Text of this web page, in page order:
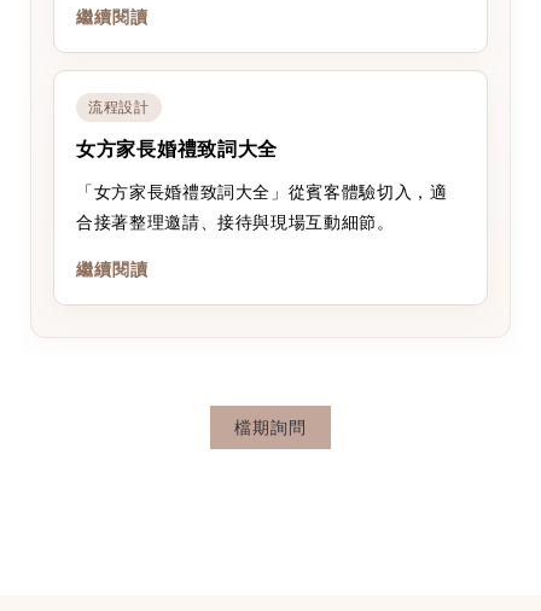
繼續閱讀
流程設計
女方家長婚禮致詞大全
「女方家長婚禮致詞大全」從賓客體驗切入，適
合接著整理邀請、接待與現場互動細節。
繼續閱讀
檔期詢問